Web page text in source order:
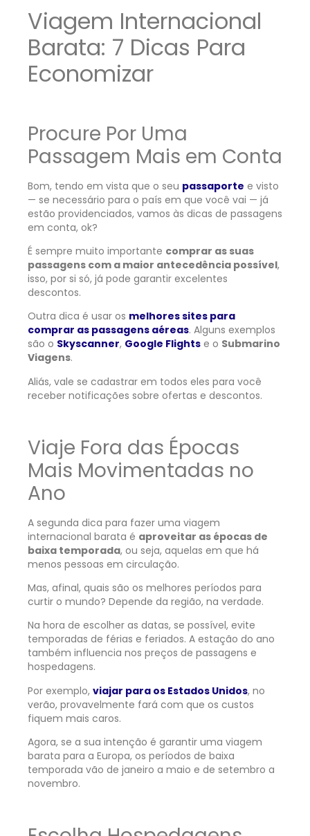
Viagem Internacional
Barata: 7 Dicas Para
Economizar
Procure Por Uma
Passagem Mais em Conta
Bom, tendo em vista que o seu passaporte e visto
— se necessário para o país em que você vai — já
estão providenciados, vamos às dicas de passagens
em conta, ok?
É sempre muito importante comprar as suas
passagens com a maior antecedência possível,
isso, por si só, já pode garantir excelentes
descontos.
Outra dica é usar os melhores sites para
comprar as passagens aéreas. Alguns exemplos
são o Skyscanner, Google Flights e o Submarino
Viagens.
Aliás, vale se cadastrar em todos eles para você
receber notificações sobre ofertas e descontos.
Viaje Fora das Épocas
Mais Movimentadas no
Ano
A segunda dica para fazer uma viagem
internacional barata é aproveitar as épocas de
baixa temporada, ou seja, aquelas em que há
menos pessoas em circulação.
Mas, afinal, quais são os melhores períodos para
curtir o mundo? Depende da região, na verdade.
Na hora de escolher as datas, se possível, evite
temporadas de férias e feriados. A estação do ano
também influencia nos preços de passagens e
hospedagens.
Por exemplo, viajar para os Estados Unidos, no
verão, provavelmente fará com que os custos
fiquem mais caros.
Agora, se a sua intenção é garantir uma viagem
barata para a Europa, os períodos de baixa
temporada vão de janeiro a maio e de setembro a
novembro.